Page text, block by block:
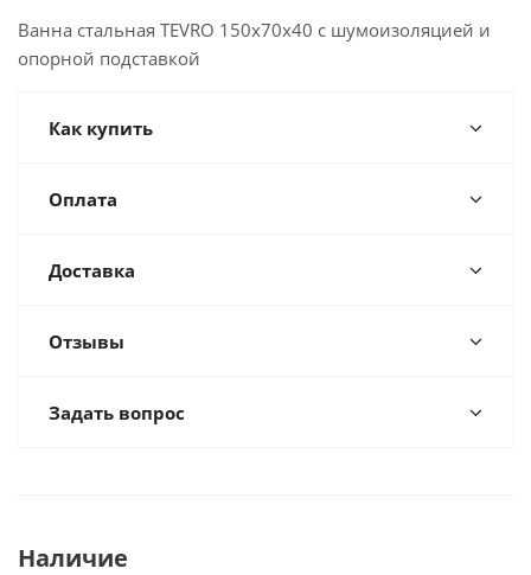
Ванна стальная TEVRO 150х70х40 с шумоизоляцией и
опорной подставкой
Как купить
Оплата
Доставка
Отзывы
Задать вопрос
Наличие